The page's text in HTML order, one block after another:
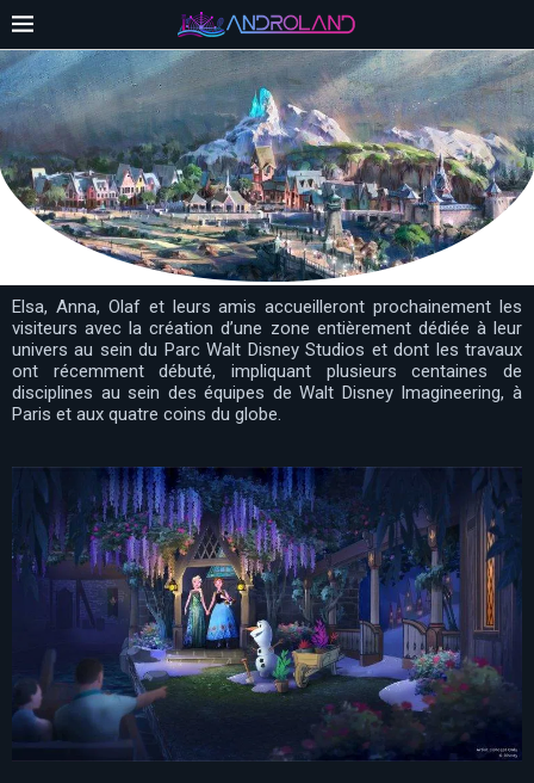
Elsa, Anna, Olaf et leurs amis accueilleront prochainement les
visiteurs avec la création d’une zone entièrement dédiée à leur
univers au sein du Parc Walt Disney Studios et dont les travaux
ont récemment débuté, impliquant plusieurs centaines de
disciplines au sein des équipes de Walt Disney Imagineering, à
Paris et aux quatre coins du globe.